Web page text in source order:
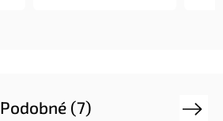
Podobné (7) Next